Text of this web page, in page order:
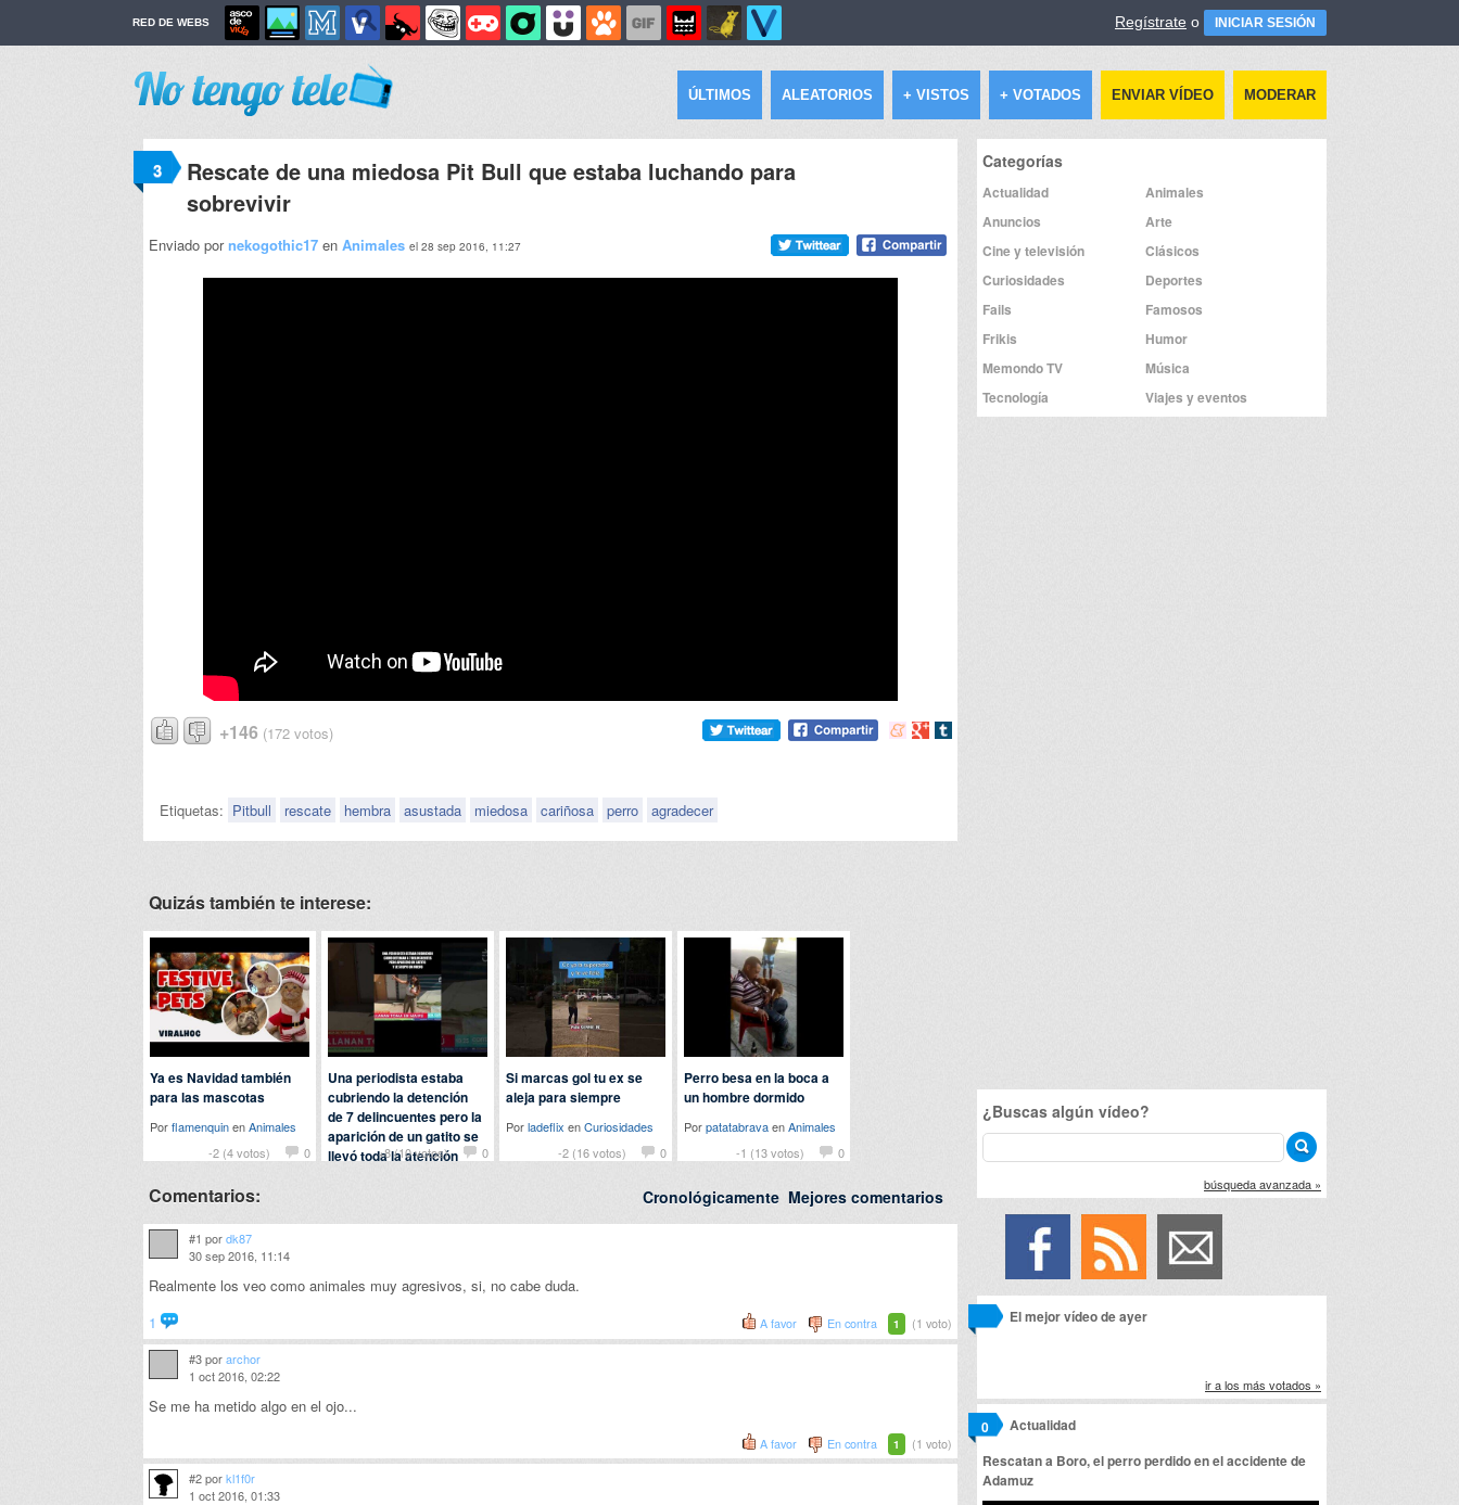
RED DE WEBS Regístrate o INICIAR SESIÓN
ÚLTIMOS ALEATORIOS + VISTOS + VOTADOS ENVIAR VÍDEO MODERAR
3
Rescate de una miedosa Pit Bull que estaba luchando para
sobrevivir
Enviado pornekogothic17 en Animales el 28 sep 2016, 11:27
+146 (172 votos)
Compartir
Compartir
Compartir
Etiquetas: Pitbull rescate hembra asustada miedosa cariñosa perro agradecer
Quizás también te interese:
-2 (4 votos) 0
Ya es Navidad también
para las mascotas
PorflamenquinenAnimales
+8 (10 votos)
0
Una periodista estaba
cubriendo la detención
de 7 delincuentes pero la
aparición de un gatito se
llevó toda la atención
-2 (16 votos) 0
Si marcas gol tu ex se
aleja para siempre
Porladeflix enCuriosidades
-1 (13 votos)
0
Perro besa en la boca a
un hombre dormido
PorpatatabravaenAnimales
Comentarios: Mejores comentarios
Cronológicamente
#1 pordk87
30 sep 2016, 11:14
Realmente los veo como animales muy agresivos, si, no cabe duda.
1
A favor En contra 1 (1 voto)
#3 porarchor
1 oct 2016, 02:22
Se me ha metido algo en el ojo...
A favor En contra 1 (1 voto)
#2 porkl1f0r
1 oct 2016, 01:33
Categorías
Actualidad
Animales
Anuncios
Arte
Cine y televisión
Clásicos
Curiosidades
Deportes
Fails
Famosos
Frikis
Humor
Memondo TV
Música
Tecnología
Viajes y eventos
¿Buscas algún vídeo?
búsqueda avanzada »
El mejor vídeo de ayer
ir a los más votados »
Actualidad
0
Rescatan a Boro, el perro perdido en el accidente de
Adamuz